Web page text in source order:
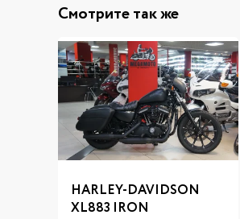
Смотрите так же
HARLEY-DAVIDSON
XL883 IRON